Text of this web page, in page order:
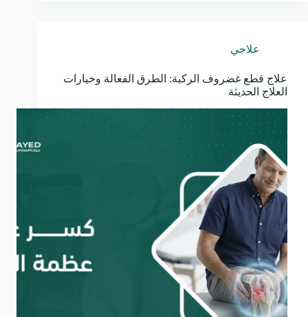
علاجي
علاج قطع غضروف الركبة: الطرق الفعالة وخيارات
العلاج الحديثة